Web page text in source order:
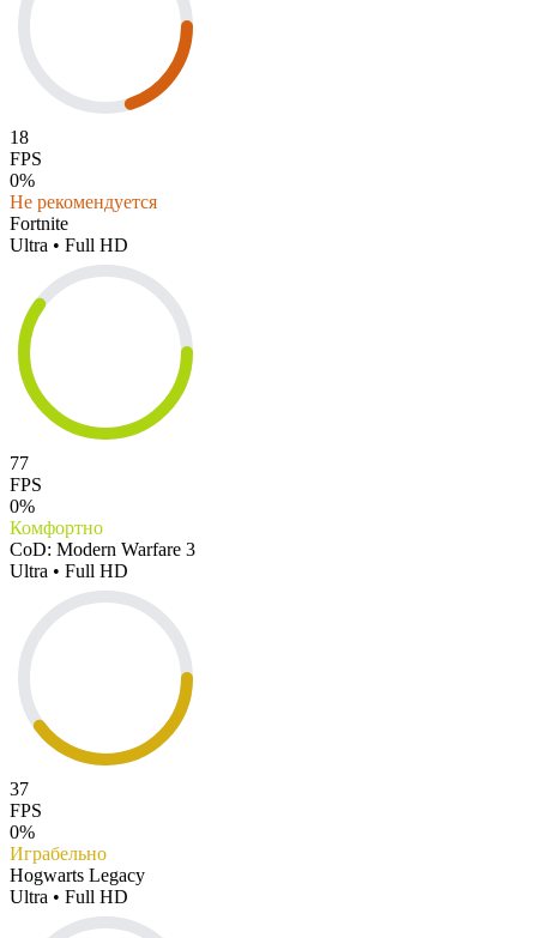
18
FPS
0%
Не рекомендуется
Fortnite
Ultra • Full HD
77
FPS
0%
Комфортно
CoD: Modern Warfare 3
Ultra • Full HD
37
FPS
0%
Играбельно
Hogwarts Legacy
Ultra • Full HD